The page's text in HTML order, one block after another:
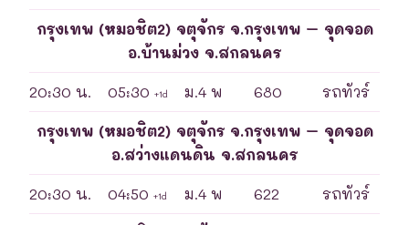
กรุงเทพ (หมอชิต2) จตุจักร จ.กรุงเทพ – จุดจอด
อ.บ้านม่วง จ.สกลนคร
20:30 น. 05:30 +1d ม.4 พ 680 รถทัวร์
กรุงเทพ (หมอชิต2) จตุจักร จ.กรุงเทพ – จุดจอด
อ.สว่างแดนดิน จ.สกลนคร
20:30 น. 04:50 +1d ม.4 พ 622 รถทัวร์